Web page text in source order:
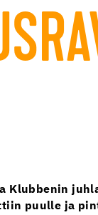
Klubbenin
puulle ja